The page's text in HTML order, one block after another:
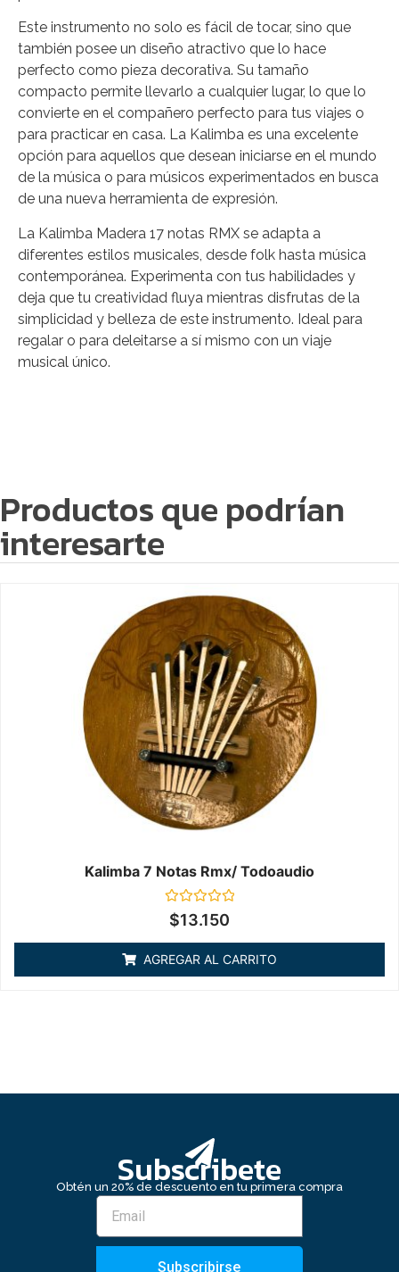
Este instrumento no solo es fácil de tocar, sino que
también posee un diseño atractivo que lo hace
perfecto como pieza decorativa. Su tamaño
compacto permite llevarlo a cualquier lugar, lo que lo
convierte en el compañero perfecto para tus viajes o
para practicar en casa. La Kalimba es una excelente
opción para aquellos que desean iniciarse en el mundo
de la música o para músicos experimentados en busca
de una nueva herramienta de expresión.
La Kalimba Madera 17 notas RMX se adapta a
diferentes estilos musicales, desde folk hasta música
contemporánea. Experimenta con tus habilidades y
deja que tu creatividad fluya mientras disfrutas de la
simplicidad y belleza de este instrumento. Ideal para
regalar o para deleitarse a sí mismo con un viaje
musical único.
Productos que podrían
interesarte
Kalimba 7 Notas Rmx/ Todoaudio
Valorado
en
de
5
$13.150
AGREGAR AL CARRITO
Subscribete
Obtén un 20% de descuento en tu primera compra
Subscribirse